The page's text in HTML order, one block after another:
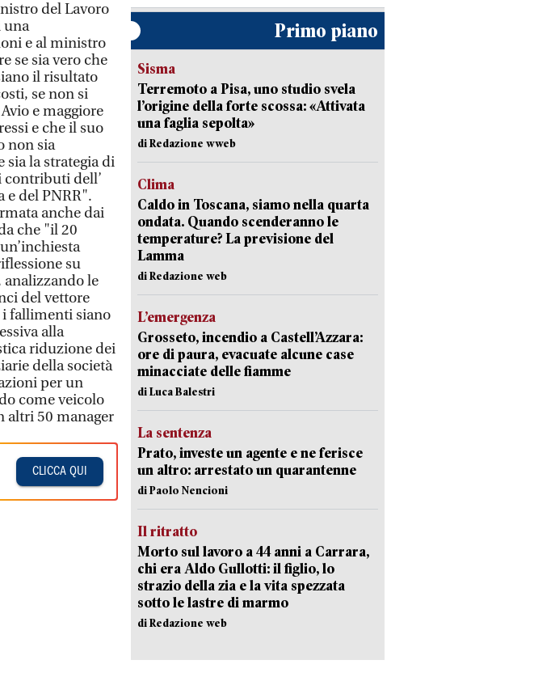
del Lavoro
una
e al ministro
se sia vero che
il risultato
se non si
e maggiore
e che il suo
non sia
la strategia di
contributi dell’
e del PNRR".
anche dai
che "il 20
su
le
del vettore
i fallimenti siano
alla
riduzione dei
della società
per un
come veicolo
altri 50 manager
CLICCA QUI
Primo piano
Sisma
Terremoto a Pisa, uno studio svela
l’origine della forte scossa: «Attivata
una faglia sepolta»
di Redazione wweb
Clima
Caldo in Toscana, siamo nella quarta
ondata. Quando scenderanno le
temperature? La previsione del
Lamma
di Redazione web
L’emergenza
Grosseto, incendio a Castell’Azzara:
ore di paura, evacuate alcune case
minacciate delle fiamme
di Luca Balestri
La sentenza
Prato, investe un agente e ne ferisce
un altro: arrestato un quarantenne
di Paolo Nencioni
Il ritratto
Morto sul lavoro a 44 anni a Carrara,
chi era Aldo Gullotti: il figlio, lo
strazio della zia e la vita spezzata
sotto le lastre di marmo
di Redazione web